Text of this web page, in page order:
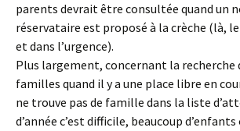
parents devrait être consultée quand un
réservataire est proposé à la crèche (là, le
et dans l’urgence).
Plus largement, concernant la recherche
familles quand il y a une place libre en
ne trouve pas de famille dans la liste
d’année c’est difficile, beaucoup